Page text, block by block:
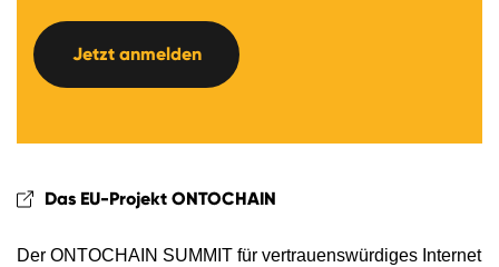
Jetzt anmelden
Der ONTOCHAIN SUMMIT für vertrauenswürdiges Internet
Das EU-Projekt ONTOCHAIN